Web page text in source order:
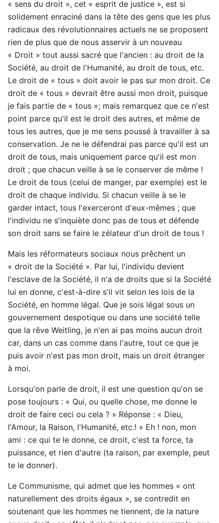
« sens du droit », cet « esprit de justice », est si
solidement enraciné dans la tête des gens que les plus
radicaux des révolutionnaires actuels ne se proposent
rien de plus que de nous asservir à un nouveau
« Droit » tout aussi sacré que l'ancien : au droit de la
Société, au droit de l'Humanité, au droit de tous, etc.
Le droit de « tous » doit avoir le pas sur mon droit. Ce
droit de « tous » devrait être aussi mon droit, puisque
je fais partie de « tous »; mais remarquez que ce n'est
point parce qu'il est le droit des autres, et même de
tous les autres, que je me sens poussé à travailler à sa
conservation. Je ne le défendrai pas parce qu'il est un
droit de tous, mais uniquement parce qu'il est mon
droit ; que chacun veille à se le conserver de même !
Le droit de tous (celui de manger, par exemple) est le
droit de chaque individu. Si chacun veille à se le
garder intact, tous l'exerceront d'eux-mêmes ; que
l'individu ne s'inquiète donc pas de tous et défende
son droit sans se faire le zélateur d'un droit de tous !
Mais les réformateurs sociaux nous prêchent un
« droit de la Société ». Par lui, l'individu devient
l'esclave de la Société, il n'a de droits que si la Société
lui en donne, c'est-à-dire s'il vit selon les lois de la
Société, en homme légal. Que je sois légal sous un
gouvernement despotique ou dans une société telle
que la rêve Weitling, je n'en ai pas moins aucun droit
car, dans un cas comme dans l'autre, tout ce que je
puis avoir n'est pas mon droit, mais un droit étranger
à moi.
Lorsqu'on parle de droit, il est une question qu'on se
pose toujours : « Qui, ou quelle chose, me donne le
droit de faire ceci ou cela ? » Réponse : « Dieu,
l'Amour, la Raison, l'Humanité, etc.! » Eh ! non, mon
ami : ce qui te le donne, ce droit, c'est ta force, ta
puissance, et rien d'autre (ta raison, par exemple, peut
te le donner).
Le Communisme, qui admet que les hommes « ont
naturellement des droits égaux », se contredit en
soutenant que les hommes ne tiennent, de la nature